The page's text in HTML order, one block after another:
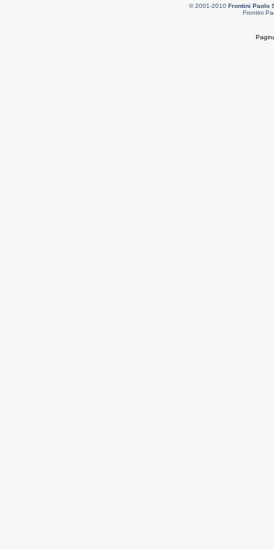
© 2001-2010 Frontini Paolo
Frontini